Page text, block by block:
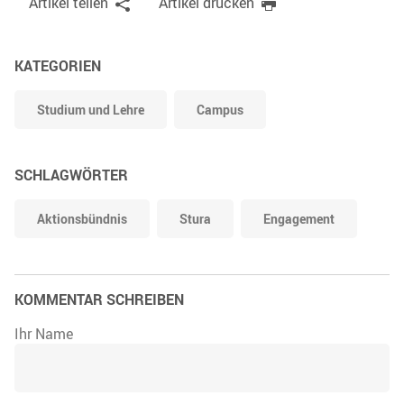
KATEGORIEN
Studium und Lehre Campus
SCHLAGWÖRTER
Aktionsbündnis Stura Engagement
KOMMENTAR SCHREIBEN
Ihr Name